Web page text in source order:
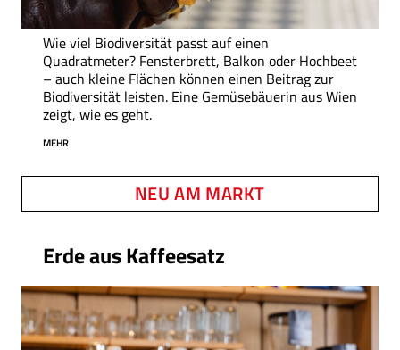
Wie viel Biodiversität passt auf einen
Quadratmeter? Fensterbrett, Balkon oder Hochbeet
– auch kleine Flächen können einen Beitrag zur
Biodiversität leisten. Eine Gemüsebäuerin aus Wien
zeigt, wie es geht.
MEHR
NEU AM MARKT
Erde aus Kaffeesatz